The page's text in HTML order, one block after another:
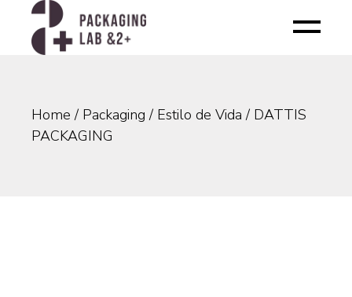
content
Home Packaging Estilo de Vida
DATTIS
PACKAGING